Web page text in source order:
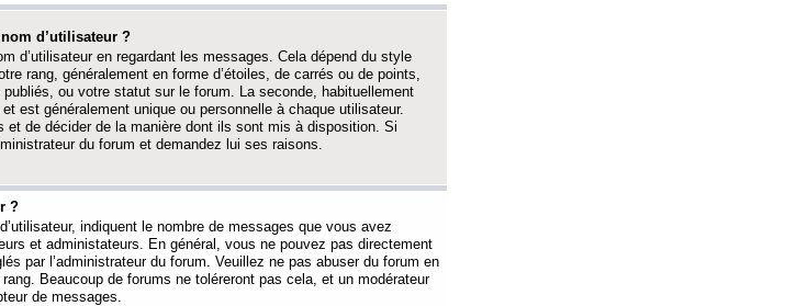
d’utilisateur ?
d’utilisateur en regardant les messages. Cela dépend du style
rang, généralement en forme d’étoiles, de carrés ou de points,
ou votre statut sur le forum. La seconde, habituellement
est généralement unique ou personnelle à chaque utilisateur.
et de décider de la manière dont ils sont mis à disposition. Si
du forum et demandez lui ses raisons.
?
indiquent le nombre de messages que vous avez
et administateurs. En général, vous ne pouvez pas directement
par l’administrateur du forum. Veuillez ne pas abuser du forum en
Beaucoup de forums ne toléreront pas cela, et un modérateur
de messages.